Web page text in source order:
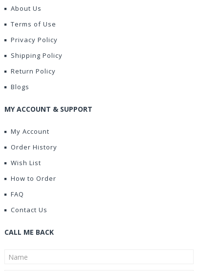
About Us
Terms of Use
Privacy Policy
Shipping Policy
Return Policy
Blogs
MY ACCOUNT & SUPPORT
My Account
Order History
Wish List
How to Order
FAQ
Contact Us
CALL ME BACK